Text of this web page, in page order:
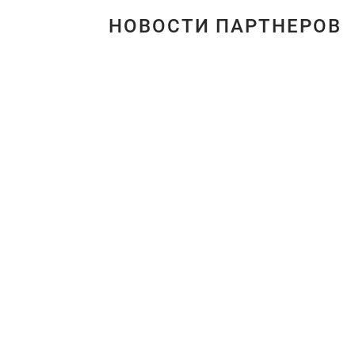
НОВОСТИ ПАРТНЕРОВ